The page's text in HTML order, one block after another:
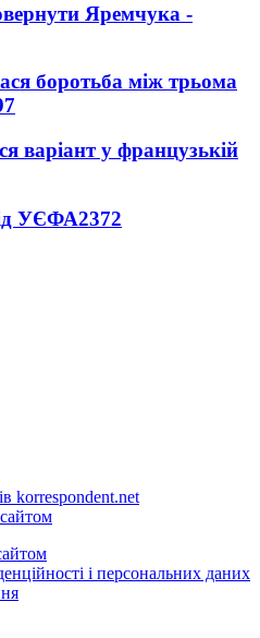
Яремчука -
боротьба між трьома
варіант у французькій
УЄФА2372
korrespondent.net
і персональних даних